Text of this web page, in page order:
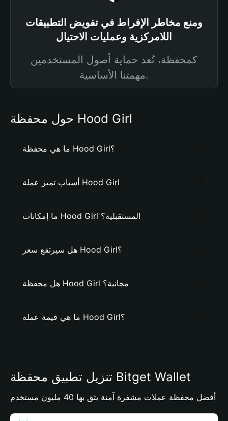
ومنع مخاطر الإفراط في تفويض التطبيقات
اللامركزية وعمليات الاحتيال
كمحفظة، تُعد حماية أصول المستخدمين
مهمتنا الأساسية.
حول محفظة Hood Girl
ما هي محفظة Hood Girl؟
أسباب تميز عملة Hood Girl
ما إمكانات Hood Girl المستقبلية؟
هل سيرتفع سعر Hood Girl؟
هل محفظة Hood Girl مجانية؟
ما هي قيمة عملة Hood Girl؟
تنزيل تطبيق محفظة Bitget Wallet
أفضل محفظة عملات مشفرة آمنة يثق بها 40 مليون مستخدم